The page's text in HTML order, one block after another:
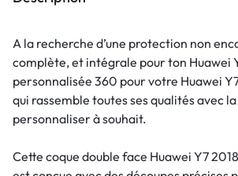
A la recherche d’une protection non
complète, et intégrale pour ton Huawei
personnalisée 360 pour votre Huawei
qui rassemble toutes ses qualités avec
personnaliser à souhait.
Cette coque double face Huawei Y7